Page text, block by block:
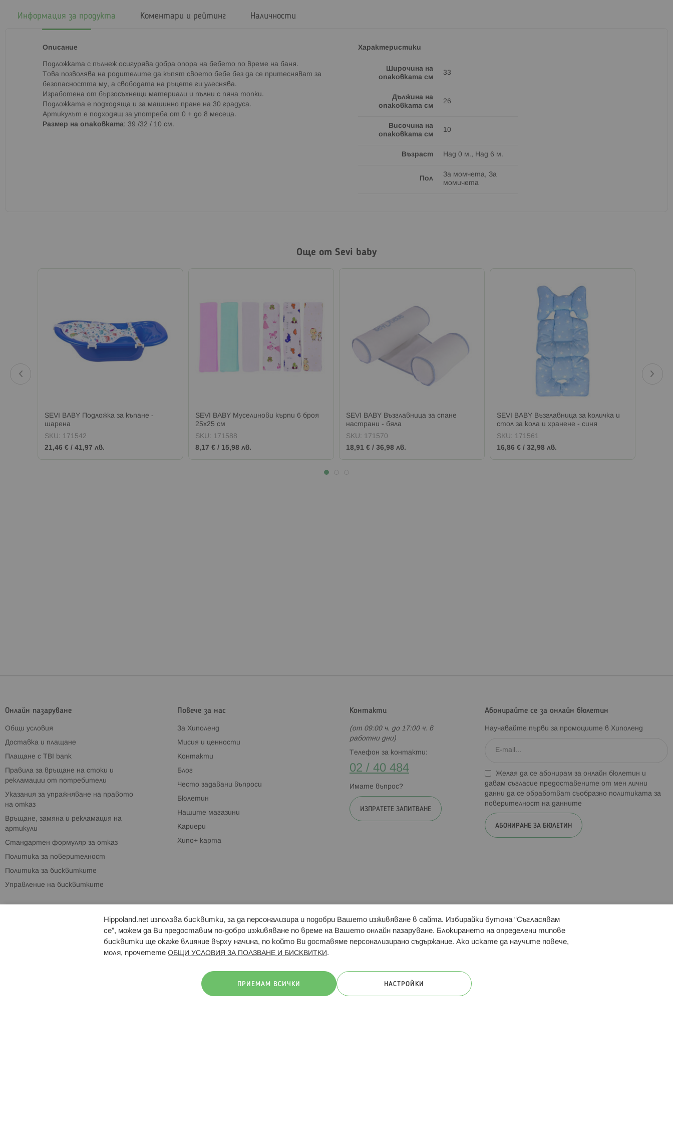
Информация за продукта
Описание
Подложката с пълнеж осигурява добра опора на бебето по време на баня.
Това позволява на родителите да къпят своето бебе без да се притесняват за
безопасността му, а свободата на ръцете ги улеснява.
Изработена от бързосъхнещи материали и пълни с пяна топки.
Подложката е подходяща и за машинно пране на 30 градуса.
Артикулът е подходящ за употреба от 0 + до 8 месеца.
Размер на опаковката: 39 /32 / 10 см.
Характеристики
Широчина на
опаковката см
33
Дължина на
опаковката см
26
Височина на
опаковката см
10
Възраст Над 0 м., Над 6 м.
Пол
За момчета, За
момичета
Коментари и рейтинг Наличности
Още от Sevi baby
SEVI BABY Подложка за къпане -
шарена
SKU: 171542
21,46 € / 41,97 лв.
SEVI BABY Муселинови кърпи 6 броя
25х25 см
SKU: 171588
8,17 € / 15,98 лв.
SEVI BABY Възглавница за спане
настрани - бяла
SKU: 171570
18,91 € / 36,98 лв.
SEVI BABY Възглавница за количка и
стол за кола и хранене - синя
SKU: 171561
16,86 € / 32,98 лв.
Онлайн пазаруване
Общи условия
Доставка и плащане
Плащане с TBI bank
Правила за връщане на стоки и
рекламации от потребители
Указания за упражняване на правото
на отказ
Връщане, замяна и рекламация на
артикули
Стандартен формуляр за отказ
Политика за поверителност
Политика за бисквитките
Управление на бисквитките
Повече за нас
За Хиполенд
Мисия и ценности
Контакти
Блог
Често задавани въпроси
Бюлетин
Нашите магазини
Кариери
Хипо+ карта
Контакти
(от 09:00 ч. до 17:00 ч. в
работни дни)
Телефон за контакти:
02 / 40 484
Имате въпрос?
ИЗПРАТЕТЕ ЗАПИТВАНЕ
Абонирайте се за онлайн бюлетин
Научавайте първи за промоциите в Хиполенд
Желая да се абонирам за онлайн бюлетин и
давам съгласие предоставените от мен лични
данни да се обработват съобразно политиката за
поверителност на данните
АБОНИРАНЕ ЗА БЮЛЕТИН
Брошури Магазини Свързани сайтове: Hippoland.ro Последвайте ни:
Hippoland.net използва бисквитки, за да персонализира и подобри Вашето изживяване в сайта. Избирайки бутона “Съгласявам
се”, можем да Ви предоставим по-добро изживяване по време на Вашето онлайн пазаруване. Блокирането на определени типове
бисквитки ще окаже влияние върху начина, по който Ви доставяме персонализирано съдържание. Ако искате да научите повече,
моля, прочетете ОБЩИ УСЛОВИЯ ЗА ПОЛЗВАНЕ И БИСКВИТКИ .
ПРИЕМАМ ВСИЧКИ НАСТРОЙКИ